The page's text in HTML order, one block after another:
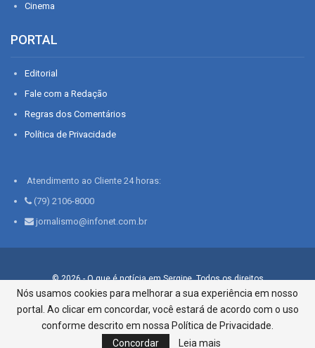
Cinema
PORTAL
Editorial
Fale com a Redação
Regras dos Comentários
Política de Privacidade
Atendimento ao Cliente 24 horas:
(79) 2106-8000
jornalismo@infonet.com.br
© 2026 - O que é notícia em Sergipe. Todos os direitos
reservados.
Infonet - Rua Monsenhor Silveira 276, Bairro São José |
Aracaju-SE, CEP 49015-030, Fone: 79.2106.8000 - CI Centro de
Informações LTDA
Nós usamos cookies para melhorar a sua experiência em nosso
portal. Ao clicar em concordar, você estará de acordo com o uso
conforme descrito em nossa Política de Privacidade.
Concordar
Leia mais